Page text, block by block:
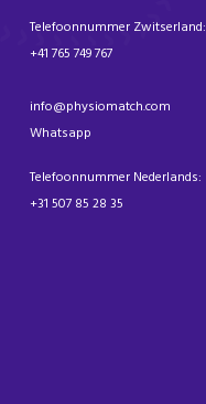
Telefoonnummer Zwitserland:
+41 765 749 767
info@physiomatch.com
Whatsapp
Telefoonnummer Nederlands:
+31 507 85 28 35